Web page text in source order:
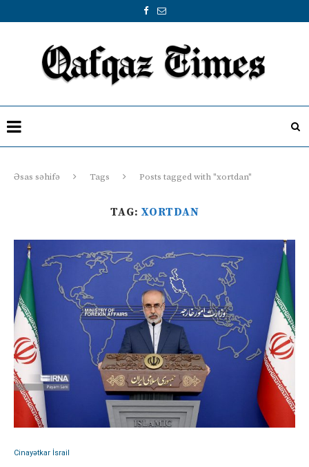
Əsas səhifə Tags Posts tagged with "xortdan"
TAG: XORTDAN
Cinayətkar İsrail